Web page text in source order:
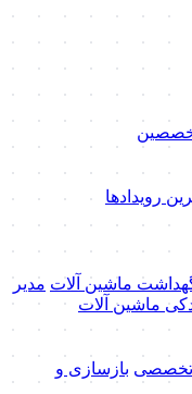
رویدادها
ماشین آلات مدیر
ماشین آلات
تخصصی بازسازی و